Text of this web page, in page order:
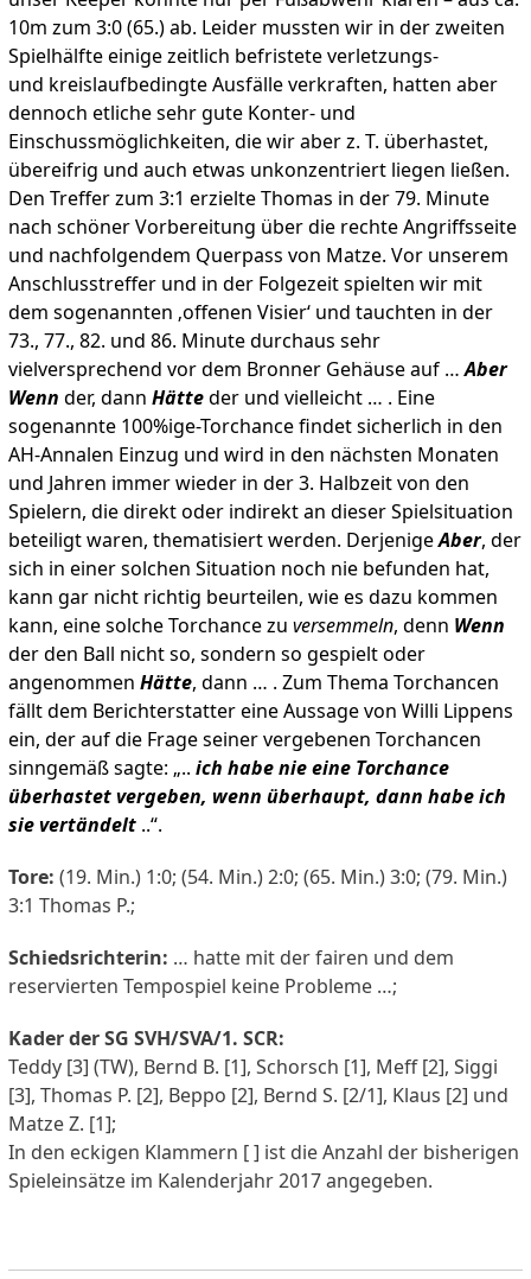
10m zum 3:0 (65.) ab. Leider mussten wir in der zweiten
Spielhälfte einige zeitlich befristete verletzungs-
und kreislaufbedingte Ausfälle verkraften, hatten aber
dennoch etliche sehr gute Konter- und
Einschussmöglichkeiten, die wir aber z. T. überhastet,
übereifrig und auch etwas unkonzentriert liegen ließen.
Den Treffer zum 3:1 erzielte Thomas in der 79. Minute
nach schöner Vorbereitung über die rechte Angriffsseite
und nachfolgendem Querpass von Matze. Vor unserem
Anschlusstreffer und in der Folgezeit spielten wir mit
dem sogenannten ‚offenen Visier‘ und tauchten in der
73., 77., 82. und 86. Minute durchaus sehr
vielversprechend vor dem Bronner Gehäuse auf …Aber
Wenn der, dann Hätteder und vielleicht … . Eine
sogenannte 100%ige-Torchance findet sicherlich in den
AH-Annalen Einzug und wird in den nächsten Monaten
und Jahren immer wieder in der 3. Halbzeit von den
Spielern, die direkt oder indirekt an dieser Spielsituation
beteiligt waren, thematisiert werden. DerjenigeAber, der
sich in einer solchen Situation noch nie befunden hat,
kann gar nicht richtig beurteilen, wie es dazu kommen
kann, eine solche Torchance zu versemmeln, denn Wenn
der den Ball nicht so, sondern so gespielt oder
angenommen Hätte, dann … . Zum Thema Torchancen
fällt dem Berichterstatter eine Aussage von Willi Lippens
ein, der auf die Frage seiner vergebenen Torchancen
sinngemäß sagte: „.. ich habe nie eine Torchance
überhastet vergeben, wenn überhaupt, dann habe ich
sie vertändelt..“.
Tore: (19. Min.) 1:0; (54. Min.) 2:0; (65. Min.) 3:0; (79. Min.)
3:1 Thomas P.;
Schiedsrichterin: … hatte mit der fairen und dem
reservierten Tempospiel keine Probleme …;
Kader der SG SVH/SVA/1. SCR:
Teddy [3] (TW), Bernd B. [1], Schorsch [1], Meff [2], Siggi
[3], Thomas P. [2], Beppo [2], Bernd S. [2/1], Klaus [2] und
Matze Z. [1];
In den eckigen Klammern [ ] ist die Anzahl der bisherigen
Spieleinsätze im Kalenderjahr 2017 angegeben.